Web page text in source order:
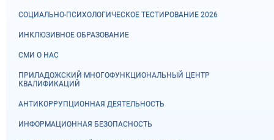
СОЦИАЛЬНО-ПСИХОЛОГИЧЕСКОЕ ТЕСТИРОВАНИЕ 2026
ИНКЛЮЗИВНОЕ ОБРАЗОВАНИЕ
СМИ О НАС
ПРИЛАДОЖСКИЙ МНОГОФУНКЦИОНАЛЬНЫЙ ЦЕНТР
КВАЛИФИКАЦИЙ
АНТИКОРРУПЦИОННАЯ ДЕЯТЕЛЬНОСТЬ
ИНФОРМАЦИОННАЯ БЕЗОПАСНОСТЬ